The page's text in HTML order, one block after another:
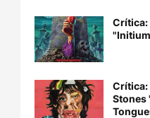
Crítica:
Crítica:
Stones